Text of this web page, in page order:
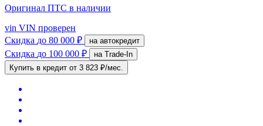
Оригинал ПТС в наличии
vin VIN проверен
Скидка до 80 000 ₽ на автокредит
Скидка до 100 000 ₽
на Trade-In
Купить в кредит от 3 823 ₽/мес.